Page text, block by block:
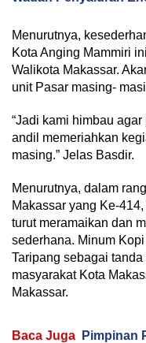
Menurutnya,
Kota Anging Mammiri
Walikota Makassar.
unit Pasar masing-
“Jadi kami himbau
andil memeriahkan
masing.” Jelas Basdir.
Menurutnya, dalam
Makassar yang Ke-
turut meramaikan dan
sederhana. Minum
Taripang sebagai
masyarakat Kota
Makassar.
Baca Juga
Pimpinan